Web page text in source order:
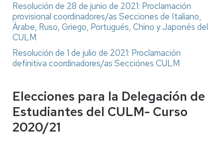
Resolución de 28 de junio de 2021: Proclamación
provisional coordinadores/as Secciones de Italiano,
Árabe, Ruso, Griego, Portugués, Chino y Japonés del
CULM
Resolución de 1 de julio de 2021: Proclamación
definitiva coordinadores/as Secciónes CULM
Elecciones para la Delegación de
Estudiantes del CULM- Curso
2020/21